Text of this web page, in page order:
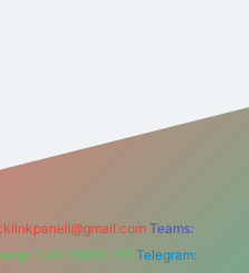
Teams:
0262 606 0 726 Telegram: